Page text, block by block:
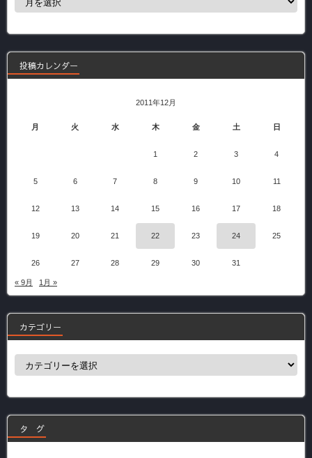
事
投稿カレンダー
2011年12月
月 火 水 木 金 土 日
1 2 3 4
5 6 7 8 9 10 11
12 13 14 15 16 17 18
19 20 21 22 23 24 25
26 27 28 29 30 31
« 9月 1月 »
カテゴリー
カ
ー
タ グ